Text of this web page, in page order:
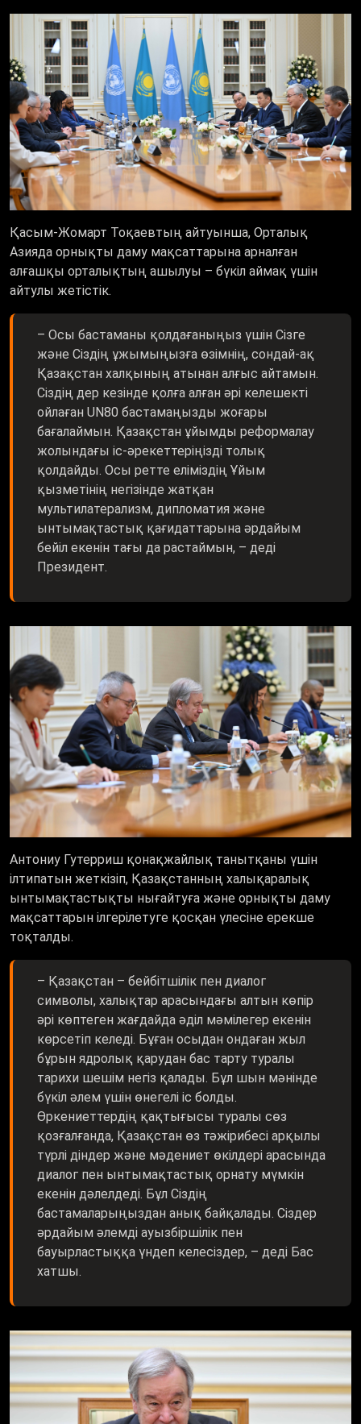
Қасым-Жомарт Тоқаевтың айтуынша, Орталық
Азияда орнықты даму мақсаттарына арналған
алғашқы орталықтың ашылуы – бүкіл аймақ үшін
айтулы жетістік.
– Осы бастаманы қолдағаныңыз үшін Сізге
және Сіздің ұжымыңызға өзімнің, сондай-ақ
Қазақстан халқының атынан алғыс айтамын.
Сіздің дер кезінде қолға алған әрі келешекті
ойлаған UN80 бастамаңызды жоғары
бағалаймын. Қазақстан ұйымды реформалау
жолындағы іс-әрекеттеріңізді толық
қолдайды. Осы ретте еліміздің Ұйым
қызметінің негізінде жатқан
мультилатерализм, дипломатия және
ынтымақтастық қағидаттарына әрдайым
бейіл екенін тағы да растаймын, – деді
Президент.
Антониу Гутерриш қонақжайлық танытқаны үшін
ілтипатын жеткізіп, Қазақстанның халықаралық
ынтымақтастықты нығайтуға және орнықты даму
мақсаттарын ілгерілетуге қосқан үлесіне ерекше
тоқталды.
– Қазақстан – бейбітшілік пен диалог
символы, халықтар арасындағы алтын көпір
әрі көптеген жағдайда әділ мәмілегер екенін
көрсетіп келеді. Бұған осыдан ондаған жыл
бұрын ядролық қарудан бас тарту туралы
тарихи шешім негіз қалады. Бұл шын мәнінде
бүкіл әлем үшін өнегелі іс болды.
Өркениеттердің қақтығысы туралы сөз
қозғалғанда, Қазақстан өз тәжірибесі арқылы
түрлі діндер және мәдениет өкілдері арасында
диалог пен ынтымақтастық орнату мүмкін
екенін дәлелдеді. Бұл Сіздің
бастамаларыңыздан анық байқалады. Сіздер
әрдайым әлемді ауызбіршілік пен
бауырластыққа үндеп келесіздер, – деді Бас
хатшы.